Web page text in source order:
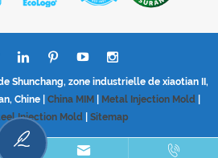
Shunchang, zone industrielle de xiaotian II,
Chine | China MIM Metal Injection Mold|
Injection Mold
Sitemap